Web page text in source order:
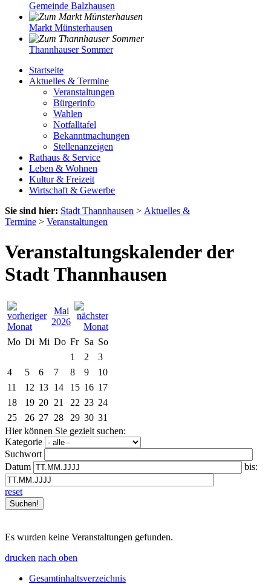
Gemeinde Balzhausen
Markt Münsterhausen
Thannhauser Sommer
Startseite
Aktuelles & Termine
Veranstaltungen
Bürgerinfo
Wahlen
Notfalltafel
Bekanntmachungen
Stellenanzeigen
Rathaus & Service
Leben & Wohnen
Kultur & Freizeit
Wirtschaft & Gewerbe
Sie sind hier: Stadt Thannhausen > Aktuelles &
Termine > Veranstaltungen
Veranstaltungskalender der
Stadt Thannhausen
Mai
2026
Mo Di Mi Do Fr Sa So
1
2
3
4
5 6 7 8 9
10
11
12 13 14 15 16 17
18
19 20 21 22 23 24
25
26 27 28 29 30 31
Hier können Sie gezielt suchen:
Kategorie
Suchwort
Datum
bis:
reset
Es wurden keine Veranstaltungen gefunden.
drucken nach oben
Gesamtinhaltsverzeichnis